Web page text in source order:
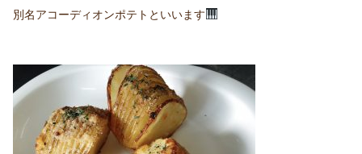
別名アコーディオンポテトといいます